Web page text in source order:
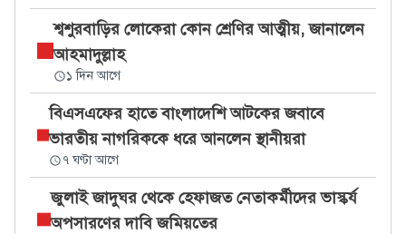
শ্বশুরবাড়ির লোকেরা কোন শ্রেণির আত্মীয়, জানালেন
আহমাদুল্লাহ
১ দিন আগে
বিএসএফের হাতে বাংলাদেশি আটকের জবাবে
ভারতীয় নাগরিককে ধরে আনলেন স্থানীয়রা
৭ ঘণ্টা আগে
জুলাই জাদুঘর থেকে হেফাজত নেতাকর্মীদের ভাস্কর্য
অপসারণের দাবি জমিয়তের